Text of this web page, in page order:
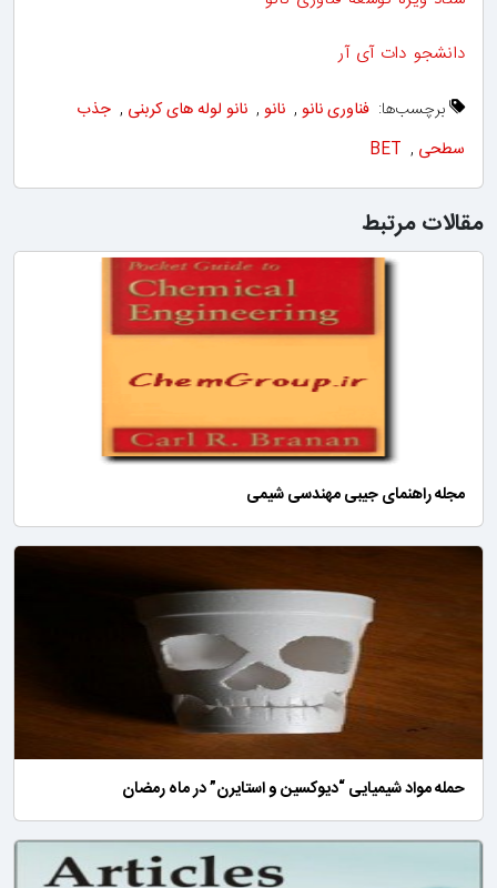
دانشجو دات آی آر
برچسب‌ها: فناوری نانو , نانو , نانو لوله های کربنی , جذب
سطحی ,
BET
مقالات مرتبط
مجله راهنمای جیبی مهندسی شیمی
حمله مواد شیمیایی “دیوکسین و استایرن” در ماه رمضان